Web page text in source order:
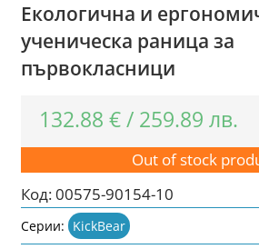
Екологична и
ученическа раница за
първокласници
132.88€ / 259.89лв.
Out of stock
Код:00575-90154-10
Серии: KickBear